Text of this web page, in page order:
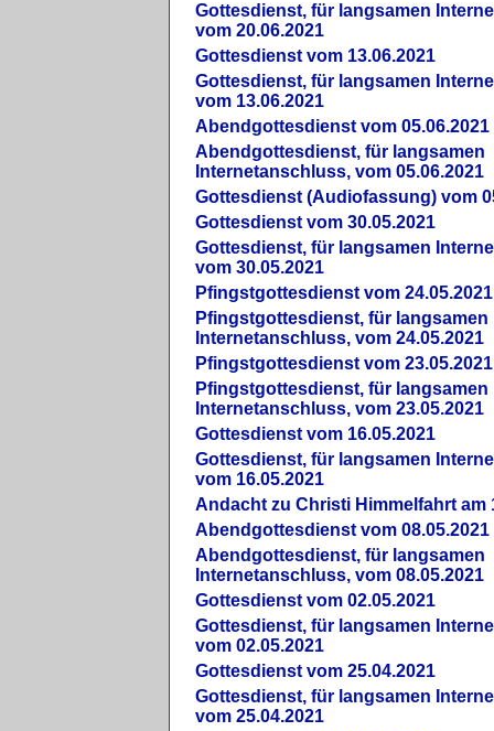
Gottesdienst, für langsamen
vom 20.06.2021
Gottesdienst vom 13.06.2021
Gottesdienst, für langsamen
vom 13.06.2021
Abendgottesdienst vom 05.06.2021
Abendgottesdienst, für langsamen
Internetanschluss, vom 05.06.2021
Gottesdienst (Audiofassung) vom
Gottesdienst vom 30.05.2021
Gottesdienst, für langsamen
vom 30.05.2021
Pfingstgottesdienst vom 24.05.2021
Pfingstgottesdienst, für langsamen
Internetanschluss, vom 24.05.2021
Pfingstgottesdienst vom 23.05.2021
Pfingstgottesdienst, für langsamen
Internetanschluss, vom 23.05.2021
Gottesdienst vom 16.05.2021
Gottesdienst, für langsamen
vom 16.05.2021
Andacht zu Christi Himmelfahrt am
Abendgottesdienst vom 08.05.2021
Abendgottesdienst, für langsamen
Internetanschluss, vom 08.05.2021
Gottesdienst vom 02.05.2021
Gottesdienst, für langsamen
vom 02.05.2021
Gottesdienst vom 25.04.2021
Gottesdienst, für langsamen
vom 25.04.2021